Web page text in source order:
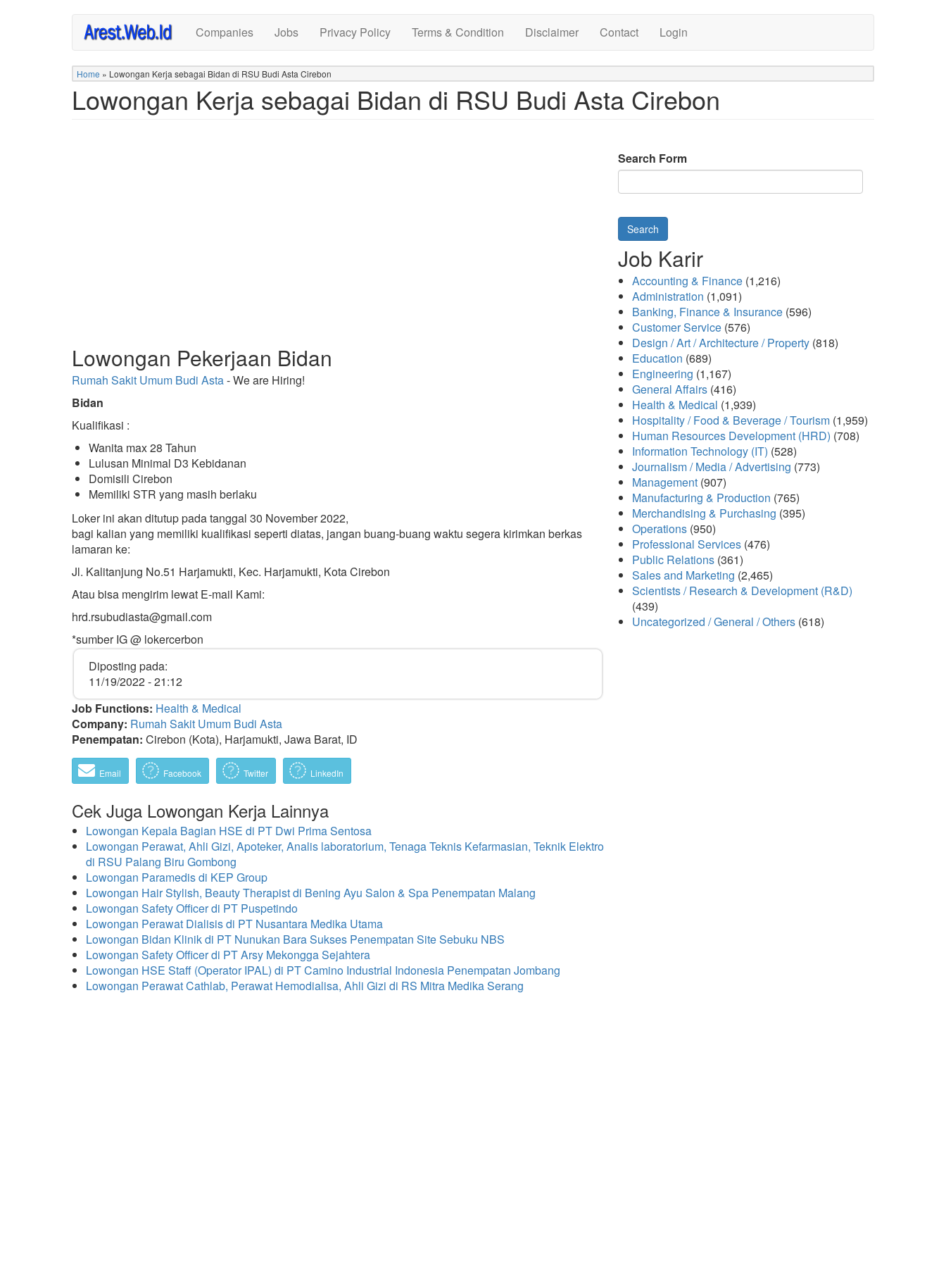
Companies Jobs Privacy Policy Terms & Condition Disclaimer Contact Login
Home » Lowongan Kerja sebagai Bidan di RSU Budi Asta Cirebon
Lowongan Kerja sebagai Bidan di RSU Budi Asta Cirebon
Lowongan Pekerjaan Bidan
Rumah Sakit Umum Budi Asta- We are Hiring!
Bidan
Kualifikasi :
Wanita max 28 Tahun
Lulusan Minimal D3 Kebidanan
Domisili Cirebon
Memiliki STR yang masih berlaku
Loker ini akan ditutup pada tanggal 30 November 2022,
bagi kalian yang memiliki kualifikasi seperti diatas, jangan buang-buang waktu segera kirimkan berkas
lamaran ke:
Jl. Kalitanjung No.51 Harjamukti, Kec. Harjamukti, Kota Cirebon
Atau bisa mengirim lewat E-mail Kami:
hrd.rsubudiasta@gmail.com
*sumber IG @ lokercerbon
Diposting pada:
11/19/2022 - 21:12
Job Functions: Health & Medical
Company: Rumah Sakit Umum Budi Asta
Penempatan: Cirebon (Kota), Harjamukti, Jawa Barat, ID
Email Facebook Twitter LinkedIn
Cek Juga Lowongan Kerja Lainnya
Lowongan Kepala Bagian HSE di PT Dwi Prima Sentosa
Lowongan Perawat, Ahli Gizi, Apoteker, Analis laboratorium, Tenaga Teknis Kefarmasian, Teknik Elektro
di RSU Palang Biru Gombong
Lowongan Paramedis di KEP Group
Lowongan Hair Stylish, Beauty Therapist di Bening Ayu Salon & Spa Penempatan Malang
Lowongan Safety Officer di PT Puspetindo
Lowongan Perawat Dialisis di PT Nusantara Medika Utama
Lowongan Bidan Klinik di PT Nunukan Bara Sukses Penempatan Site Sebuku NBS
Lowongan Safety Officer di PT Arsy Mekongga Sejahtera
Lowongan HSE Staff (Operator IPAL) di PT Camino Industrial Indonesia Penempatan Jombang
Lowongan Perawat Cathlab, Perawat Hemodialisa, Ahli Gizi di RS Mitra Medika Serang
Search Form
Search
Job Karir
Accounting & Finance (1,216)
Administration (1,091)
Banking, Finance & Insurance (596)
Customer Service (576)
Design / Art / Architecture / Property (818)
Education (689)
Engineering (1,167)
General Affairs (416)
Health & Medical (1,939)
Hospitality / Food & Beverage / Tourism (1,959)
Human Resources Development (HRD) (708)
Information Technology (IT) (528)
Journalism / Media / Advertising (773)
Management (907)
Manufacturing & Production (765)
Merchandising & Purchasing (395)
Operations (950)
Professional Services (476)
Public Relations (361)
Sales and Marketing (2,465)
Scientists / Research & Development (R&D)
(439)
Uncategorized / General / Others (618)